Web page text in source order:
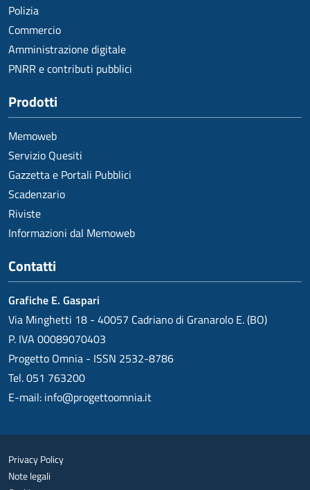
Polizia
Commercio
Amministrazione digitale
PNRR e contributi pubblici
Prodotti
Memoweb
Servizio Quesiti
Gazzetta e Portali Pubblici
Scadenzario
Riviste
Informazioni dal Memoweb
Contatti
Grafiche E. Gaspari
Via Minghetti 18 - 40057 Cadriano di Granarolo E. (BO)
P. IVA 00089070403
Progetto Omnia - ISSN 2532-8786
Tel. 051 763200
E-mail: info@progettoomnia.it
Privacy Policy
Note legali